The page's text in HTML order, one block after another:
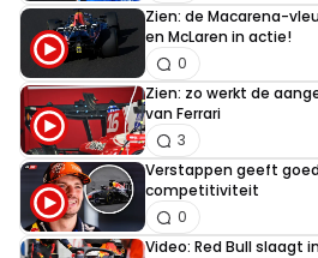
Zien: de Macarena-
en McLaren in actie!
0
Zien: zo werkt de
van Ferrari
3
Verstappen geeft
competitiviteit
0
Video: Red Bull slaagt